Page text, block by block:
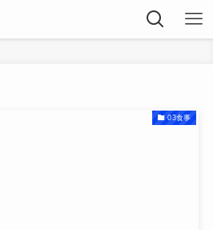
03食事